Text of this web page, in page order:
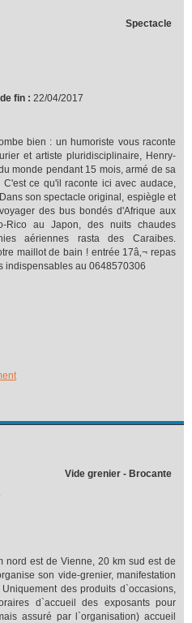
Spectacle
fin : 22/04/2017
bien : un humoriste vous raconte
et artiste pluridisciplinaire, Henry-
monde pendant 15 mois, armé de sa
ce qu'il raconte ici avec audace,
son spectacle original, espiègle et
des bus bondés d'Afrique aux
Rico au Japon, des nuits chaudes
aériennes rasta des Caraibes.
maillot de bain ! entrée 17â‚¬ repas
indispensables au 0648570306
Vide grenier - Brocante
est de Vienne, 20 km sud est de
son vide-grenier, manifestation
des produits d`occasions,
d`accueil des exposants pour
assuré par l`organisation) accueil